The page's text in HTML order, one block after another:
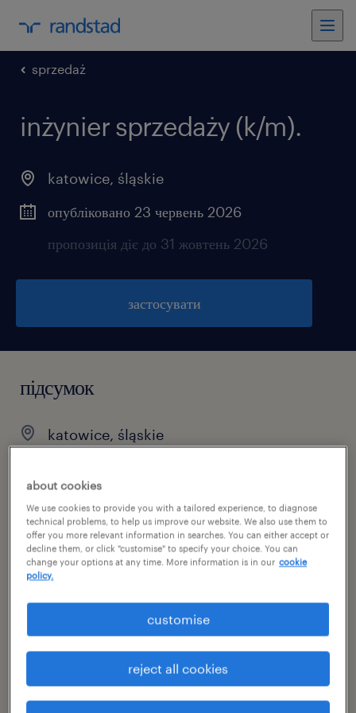
sprzedaż
inżynier sprzedaży (k/m).
katowice, śląskie
опубліковано 23 червень 2026
пропозиція діє до 31 жовтень 2026
застосувати
підсумок
katowice, śląskie
pełen etat
специальность
47054343
about cookies
We use cookies to provide you with a tailored experience, to diagnose
technical problems, to help us improve our website. We also use them to
offer you more relevant information in searches. You can either accept or
decline them, or click "customise" to specify your choice. You can
change your options at any time. More information is in our cookie
policy.
reject all cookies
customise